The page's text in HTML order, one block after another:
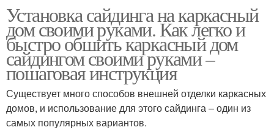
Установка сайдинга на каркасный
дом своими руками. Как легко и
быстро обшить каркасный дом
сайдингом своими руками –
пошаговая инструкция
Существует много способов внешней отделки каркасных
домов, и использование для этого сайдинга – один из
самых популярных вариантов.